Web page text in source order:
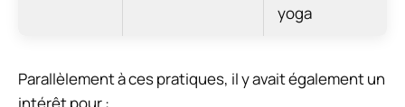
yoga
Parallèlement à ces pratiques, il y avait également un
intérêt pour :